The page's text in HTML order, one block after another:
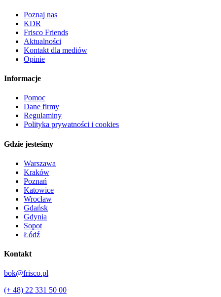
Poznaj nas
KDR
Frisco Friends
Aktualności
Kontakt dla mediów
Opinie
Informacje
Pomoc
Dane firmy
Regulaminy
Polityka prywatności i cookies
Gdzie jesteśmy
Warszawa
Kraków
Poznań
Katowice
Wrocław
Gdańsk
Gdynia
Sopot
Łódź
Kontakt
bok@frisco.pl
(+ 48) 22 331 50 00